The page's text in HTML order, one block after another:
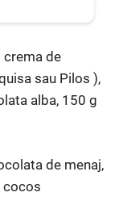
crema de
sau Pilos ),
alba, 150 g
de menaj,
cocos